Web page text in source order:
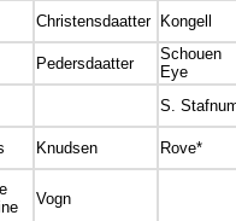
Christensdaatter
Kongell
Pedersdaatter
Schouen
Eye
S.
Knudsen Rove*
Vogn